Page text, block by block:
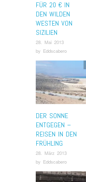
FÜR 20 € IN
DEN WILDEN
WESTEN VON
SIZILIEN
28. Mai 2013
by Eddscabero
DER SONNE
ENTGEGEN –
REISEN IN DEN
FRÜHLING
28. März 2013
by Eddscabero